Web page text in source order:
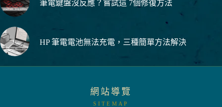
筆電鍵盤沒反應？嘗試這 7個修復方法
HP 筆電電池無法充電，三種簡單方法解決
網站導覽
SITEMAP